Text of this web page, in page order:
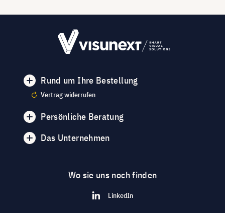
Rund um Ihre Bestellung
Vertrag widerrufen
Persönliche Beratung
Das Unternehmen
Wo sie uns noch finden
LinkedIn